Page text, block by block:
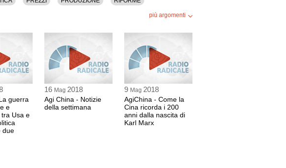
più argomenti
guerra
e
Usa e
due
16 Mag 2018
Agi China - Notizie
della settimana
9 Mag 2018
AgiChina - Come la
Cina ricorda i 200
anni dalla nascita di
Karl Marx